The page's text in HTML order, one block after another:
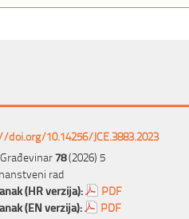
10.14256/JCE.3883.2023
Građevinar78(2026) 5
rad
(HR verzija):
PDF
(EN verzija):
PDF